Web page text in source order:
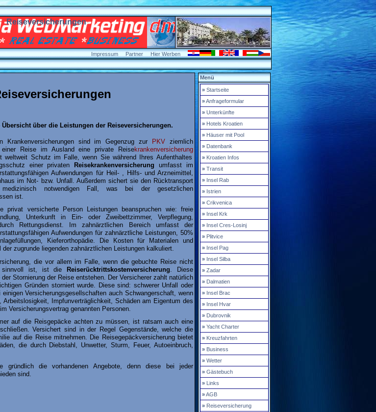
Reiseversicherungen
Impressum Partner
Hier Werben
über die Leistungen der Reiseversicherungen.
Krankenversicherungen sind im Gegenzug zur PKV ziemlich
Reise im Ausland eine private Reisekrankenversicherung
weltweit Schutz im Falle, wenn Sie während Ihres Aufenthaltes
einer privatenReisekrankenversicherung umfasst im
Aufwendungen für Heil- , Hilfs- und Arzneimittel,
im Not- bzw. Unfall. Außerdem sichert sie den Rücktransport
notwendigen Fall, was bei der gesetzlichen
ist.
privat versicherte Person Leistungen beanspruchen wie: freie
Unterkunft in Ein- oder Zweibettzimmer, Verpflegung,
Rettungsdienst. Im zahnärztlichen Bereich umfasst der
Aufwendungen für zahnärztliche Leistungen, 50%
Kieferorthopädie. Die Kosten für Materialen und
der zugrunde liegenden zahnärztlichen Leistungen kalkuliert.
die vor allem im Falle, wenn die gebuchte Reise nicht
sinnvoll ist, ist die
Reiserücktrittskostenversicherung . Diese
Stornierung der Reise entstehen. Der Versicherer zahlt natürlich
Gründen storniert wurde. Diese sind: schwerer Unfall oder
Versicherungsgesellschaften auch Schwangerschaft, wenn
Impfunverträglichkeit, Schäden am Eigentum des
Versicherungsvertrag genannten Personen.
auf die Reisgepäcke achten zu müssen, ist ratsam auch eine
Versichert sind in der Regel Gegenstände, welche die
auf die Reise mitnehmen. Die Reisegepäckversicherung bietet
die durch Diebstahl, Unwetter, Sturm, Feuer, Autoeinbruch,
gründlich die vorhandenen Angebote, denn diese bei jeder
sind.
Menü
» Startseite
»Anfrageformular
» Unterkünfte
» Hotels Kroatien
» Häuser mit Pool
» Datenbank
» Kroatien Infos
» Transit
» Insel Rab
» Istrien
» Crikvenica
» Insel Krk
» Insel Cres-Losinj
» Plitvice
» Insel Pag
» Insel Silba
» Zadar
» Dalmatien
» Insel Brac
» Insel Hvar
» Dubrovnik
» Yacht Charter
» Kreuzfahrten
» Business
» Wetter
» Gästebuch
» Links
»AGB
» Reiseversicherung